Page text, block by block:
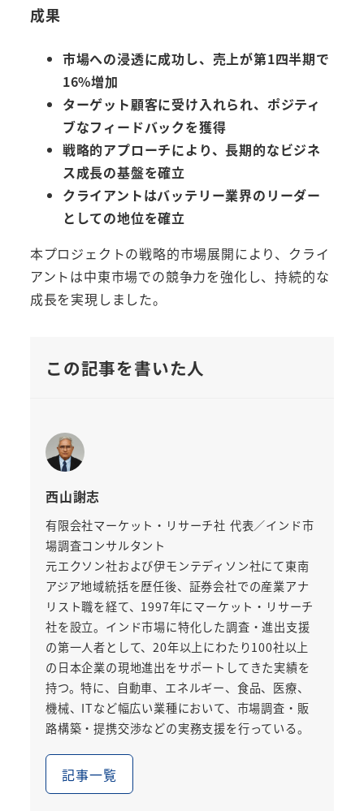
成果
市場への浸透に成功し、売上が第1四半期で
16%増加
ターゲット顧客に受け入れられ、ポジティ
ブなフィードバックを獲得
戦略的アプローチにより、長期的なビジネ
ス成長の基盤を確立
クライアントはバッテリー業界のリーダー
としての地位を確立
本プロジェクトの戦略的市場展開により、クライ
アントは中東市場での競争力を強化し、持続的な
成長を実現しました。
この記事を書いた人
西山謝志
有限会社マーケット・リサーチ社 代表／インド市
場調査コンサルタント
元エクソン社および伊モンテディソン社にて東南
アジア地域統括を歴任後、証券会社での産業アナ
リスト職を経て、1997年にマーケット・リサーチ
社を設立。インド市場に特化した調査・進出支援
の第一人者として、20年以上にわたり100社以上
の日本企業の現地進出をサポートしてきた実績を
持つ。特に、自動車、エネルギー、食品、医療、
機械、ITなど幅広い業種において、市場調査・販
路構築・提携交渉などの実務支援を行っている。
記事一覧